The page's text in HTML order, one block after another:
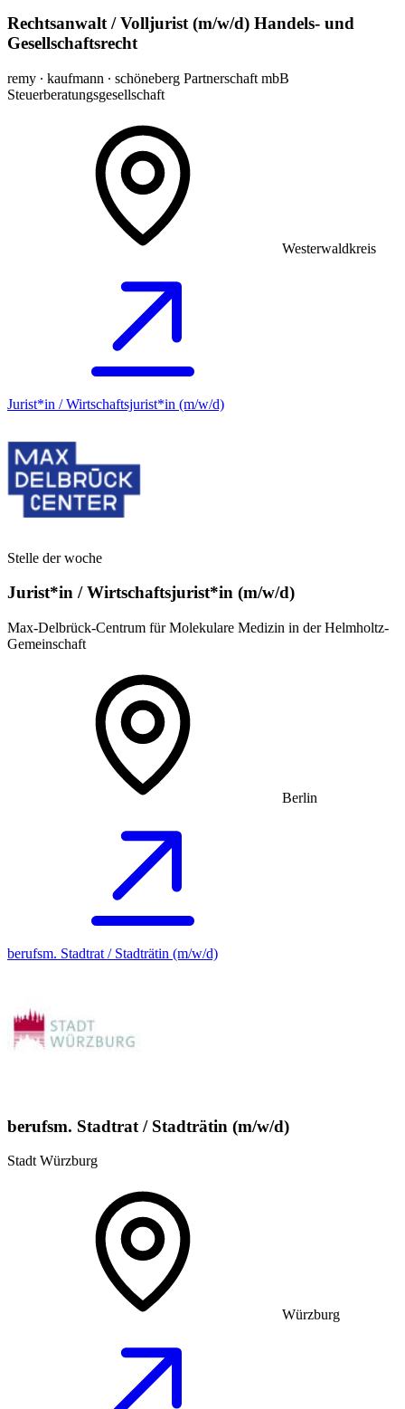
Rechtsanwalt / Volljurist (m/w/d) Handels- und
Gesellschaftsrecht
remy ∙ kaufmann ∙ schöneberg Partnerschaft mbB
Steuerberatungsgesellschaft
Westerwaldkreis
Jurist*in / Wirtschafts­jurist*in (m/w/d)
Stelle der woche
Jurist*in / Wirtschafts­jurist*in (m/w/d)
Max-Delbrück-Centrum für Molekulare Medizin in der Helmholtz-
Gemeinschaft
Berlin
berufsm. Stadtrat / Stadträtin (m/w/d)
berufsm. Stadtrat / Stadträtin (m/w/d)
Stadt Würzburg
Würzburg